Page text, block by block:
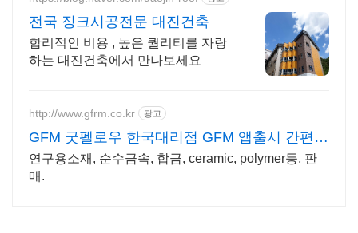
전국 징크시공전문 대진건축
합리적인 비용 , 높은 퀄리티를 자랑
하는 대진건축에서 만나보세요
http://www.gfrm.co.kr 광고
GFM 굿펠로우 한국대리점 GFM 앱출시 간편견
적문의
연구용소재, 순수금속, 합금, ceramic, polymer등, 판
매.